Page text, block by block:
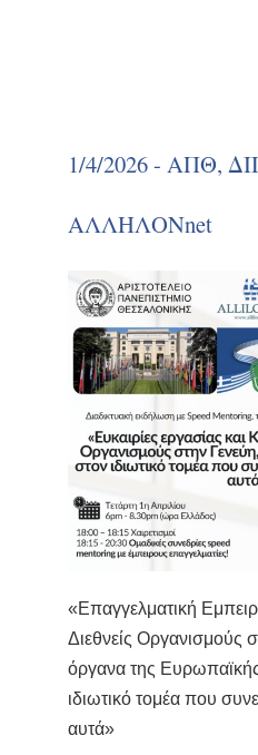
1/4/2026 - ΑΠΘ,
ΑΛΛΗΛΟΝnet
«Επαγγελματική
Διεθνείς Οργανισμούς
όργανα της
ιδιωτικό τομέα που
αυτά»